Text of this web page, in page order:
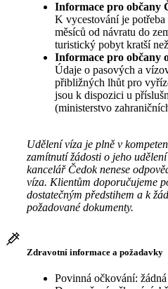
Informace pro občany
K vycestování je potřeba
měsíců od návratu do
turistický pobyt kratší
Informace pro občany
Údaje o pasových a
přibližných lhůt pro
jsou k dispozici u
(ministerstvo
Udělení víza je plně v
zamítnutí žádosti o jeho
kancelář Čedok nenese
víza. Klientům doporučujeme
dostatečným předstihem a k
požadované dokumenty.
Zdravotní informace a požadavky
Povinná očkování: žádná